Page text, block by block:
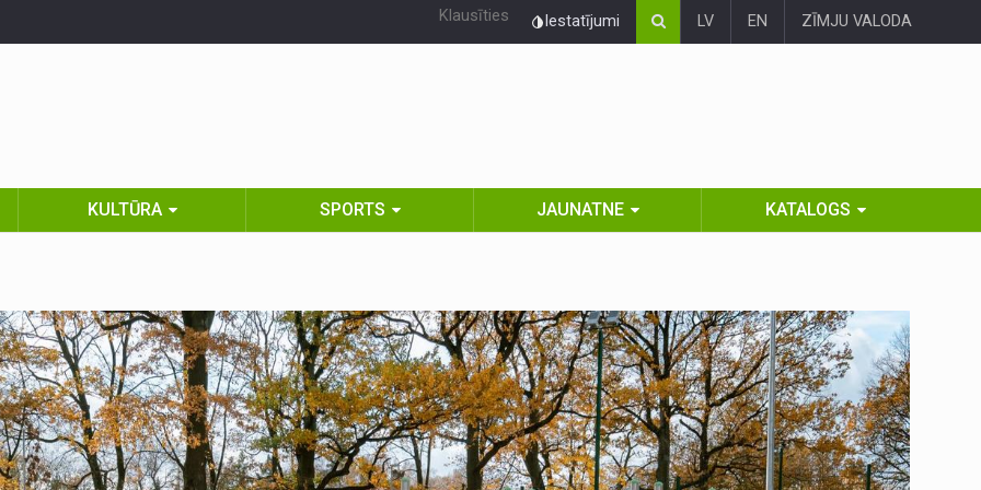
Klausīties Iestatījumi LV EN ZĪMJU VALODA
KULTŪRA SPORTS JAUNATNE KATALOGS